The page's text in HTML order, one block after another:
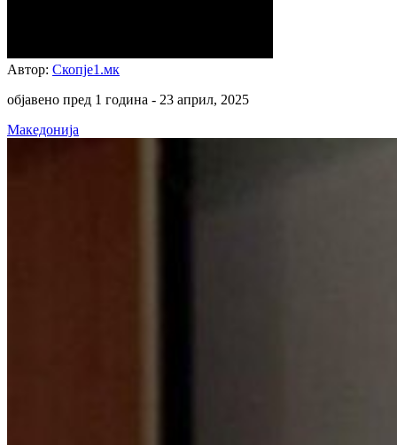
Автор: Скопје1.мк
објавено пред 1 година - 23 април, 2025
Македонија